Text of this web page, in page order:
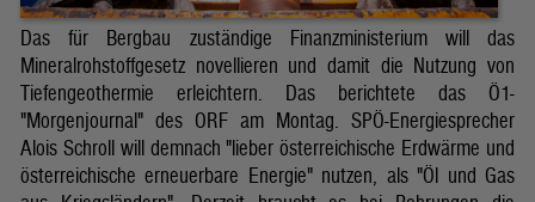
Das für Bergbau zuständige Finanzministerium will das
Mineralrohstoffgesetz novellieren und damit die Nutzung von
Tiefengeothermie erleichtern. Das berichtete das Ö1-
"Morgenjournal" des ORF am Montag. SPÖ-Energiesprecher
Alois Schroll will demnach "lieber österreichische Erdwärme und
österreichische erneuerbare Energie" nutzen, als "Öl und Gas